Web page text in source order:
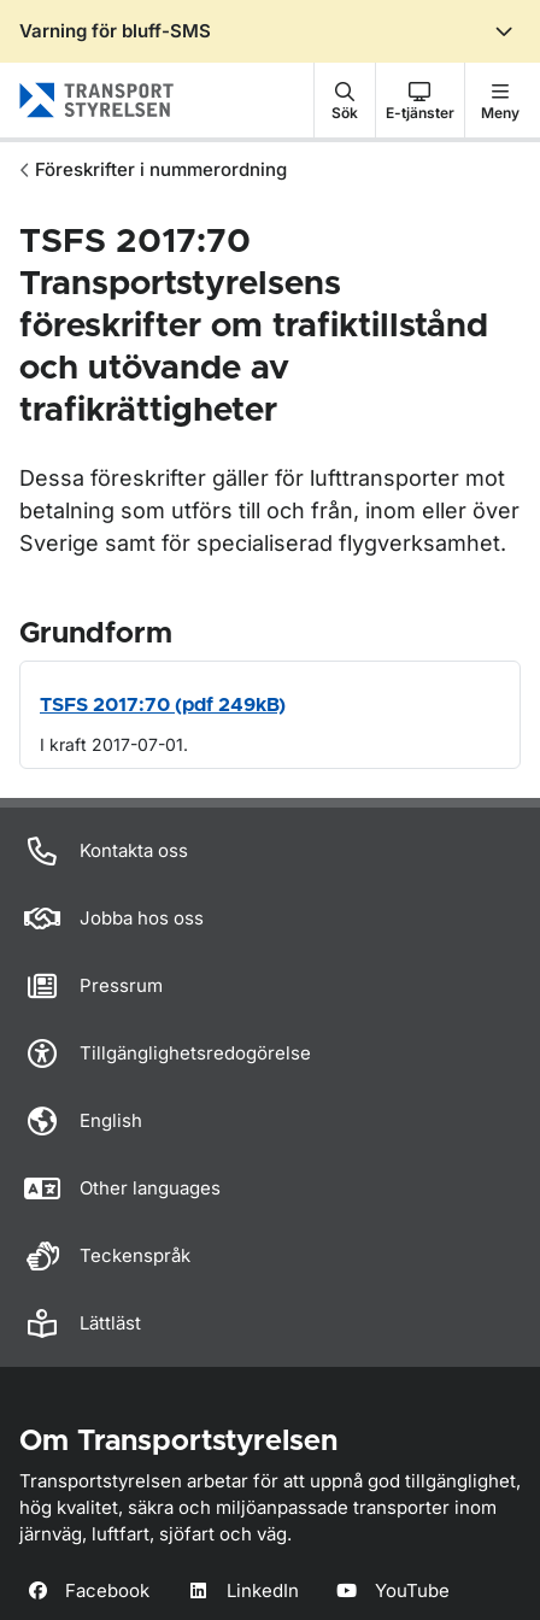
Varning för bluff-SMS
Sök E-tjänster Meny
Föreskrifter i nummerordning
TSFS 2017:70
Transportstyrelsens
föreskrifter om trafiktillstånd
och utövande av
trafikrättigheter
Dessa föreskrifter gäller för lufttransporter mot
betalning som utförs till och från, inom eller över
Sverige samt för specialiserad flygverksamhet.
Grundform
TSFS 2017:70 (pdf 249kB)
I kraft 2017-07-01.
Om sidan
Kontakta oss
Jobba hos oss
Pressrum
Tillgänglighetsredogörelse
English
Other languages
Teckenspråk
Lättläst
Om Transportstyrelsen
Transportstyrelsen arbetar för att uppnå god tillgänglighet,
hög kvalitet, säkra och miljöanpassade transporter inom
järnväg, luftfart, sjöfart och väg.
Facebook LinkedIn YouTube